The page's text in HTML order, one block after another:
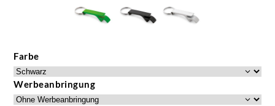
Farbe
Werbeanbringung